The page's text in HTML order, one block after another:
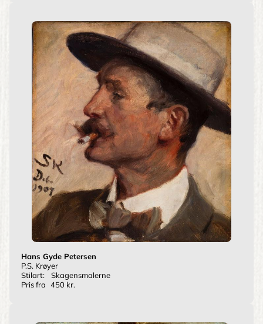
Hans Gyde Petersen
P.S. Krøyer
Stilart:
Skagensmalerne
Pris fra 450 kr.